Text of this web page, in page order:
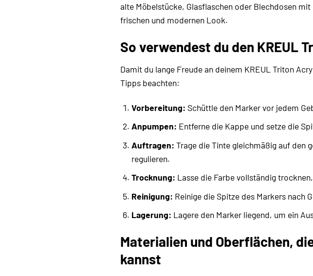
alte Möbelstücke, Glasflaschen oder Blechdosen
frischen und modernen Look.
So verwendest du den KREUL
Damit du lange Freude an deinem KREUL Triton
Tipps beachten:
Vorbereitung: Schüttle den Marker vor jedem
Anpumpen: Entferne die Kappe und setze die
Auftragen: Trage die Tinte gleichmäßig auf den
regulieren.
Trocknung: Lasse die Farbe vollständig
Reinigung: Reinige die Spitze des Markers nach
Lagerung: Lagere den Marker liegend, um ein
Materialien und Oberflächen,
kannst